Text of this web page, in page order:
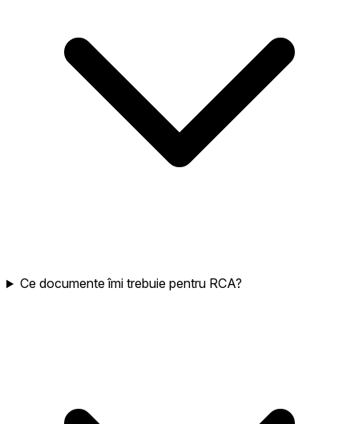
Ce documente îmi trebuie pentru RCA?